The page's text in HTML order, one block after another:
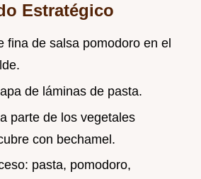
Estratégico
fina de salsa pomodoro en el
de láminas de pasta.
parte de los vegetales
con bechamel.
pasta, pomodoro,